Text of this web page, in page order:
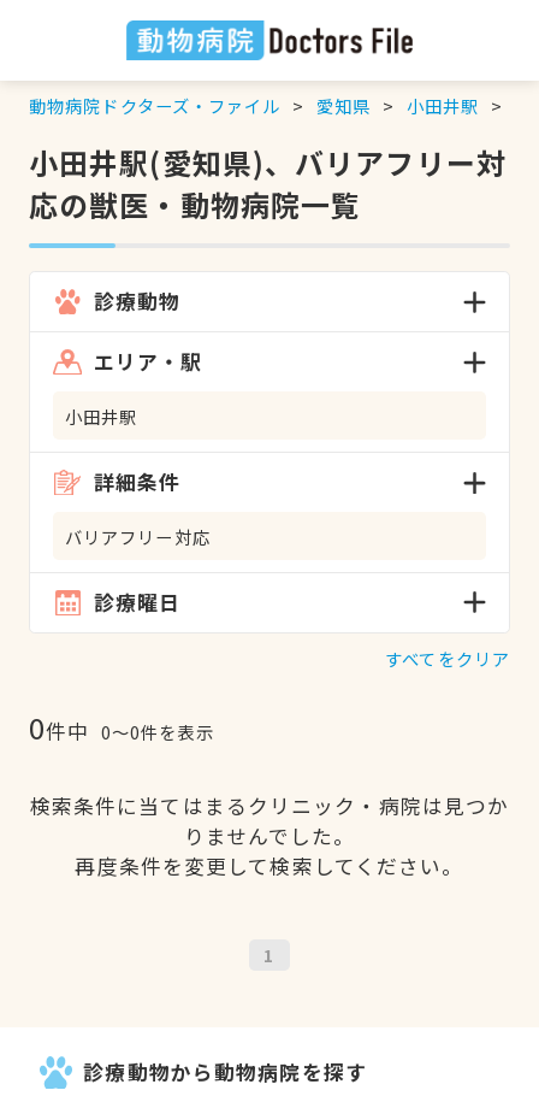
動物病院ドクターズ・ファイル 愛知県 小田井駅
小田井駅(愛知県)、バリアフリー対
応の獣医・動物病院一覧
診療動物
エリア・駅
小田井駅
詳細条件
バリアフリー対応
診療曜日
すべてをクリア
0件中 0〜0件を表示
検索条件に当てはまるクリニック・病院は見つか
りませんでした。
再度条件を変更して検索してください。
1
診療動物から動物病院を探す